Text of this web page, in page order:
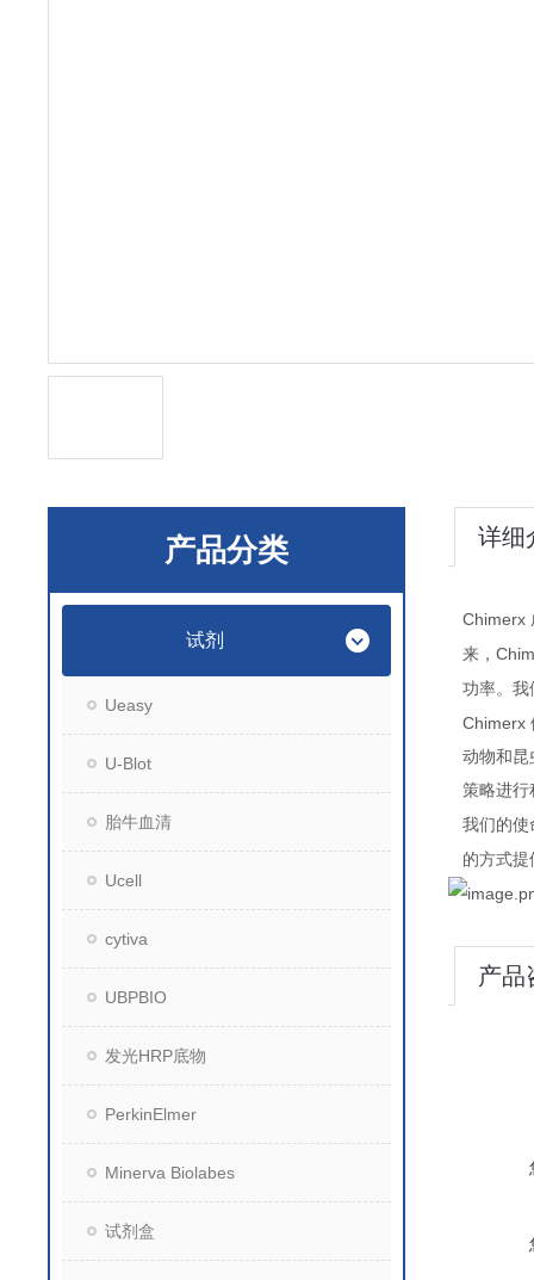
产品分类
试剂
Ueasy
U-Blot
胎牛血清
Ucell
cytiva
UBPBIO
发光HRP底物
PerkinElmer
Minerva Biolabes
试剂盒
详细
Chimerx
来，
功率。我
Chimerx
动物和昆
策略进行
我们的使
的方式
产品